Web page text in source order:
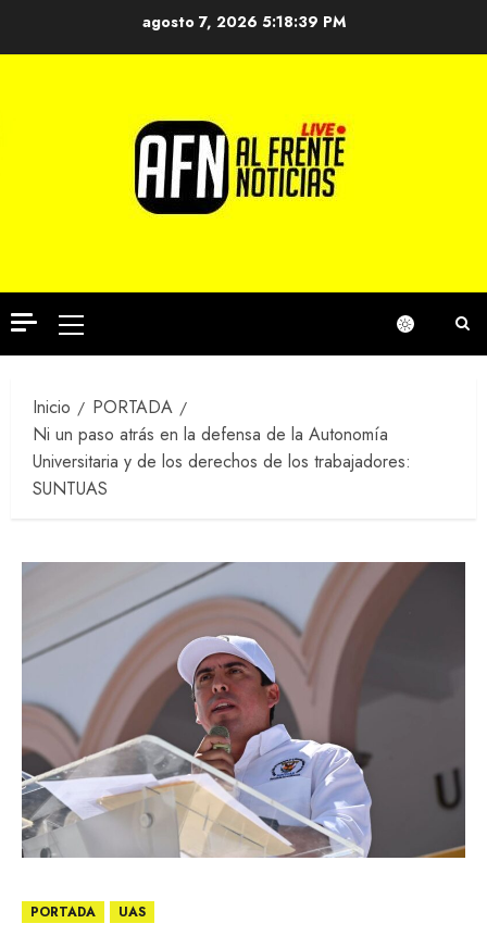
agosto 7, 2026 5:18:39 PM
Menú
principal
Inicio
PORTADA
Ni un paso atrás en la defensa de la Autonomía
Universitaria y de los derechos de los trabajadores:
SUNTUAS
PORTADA UAS